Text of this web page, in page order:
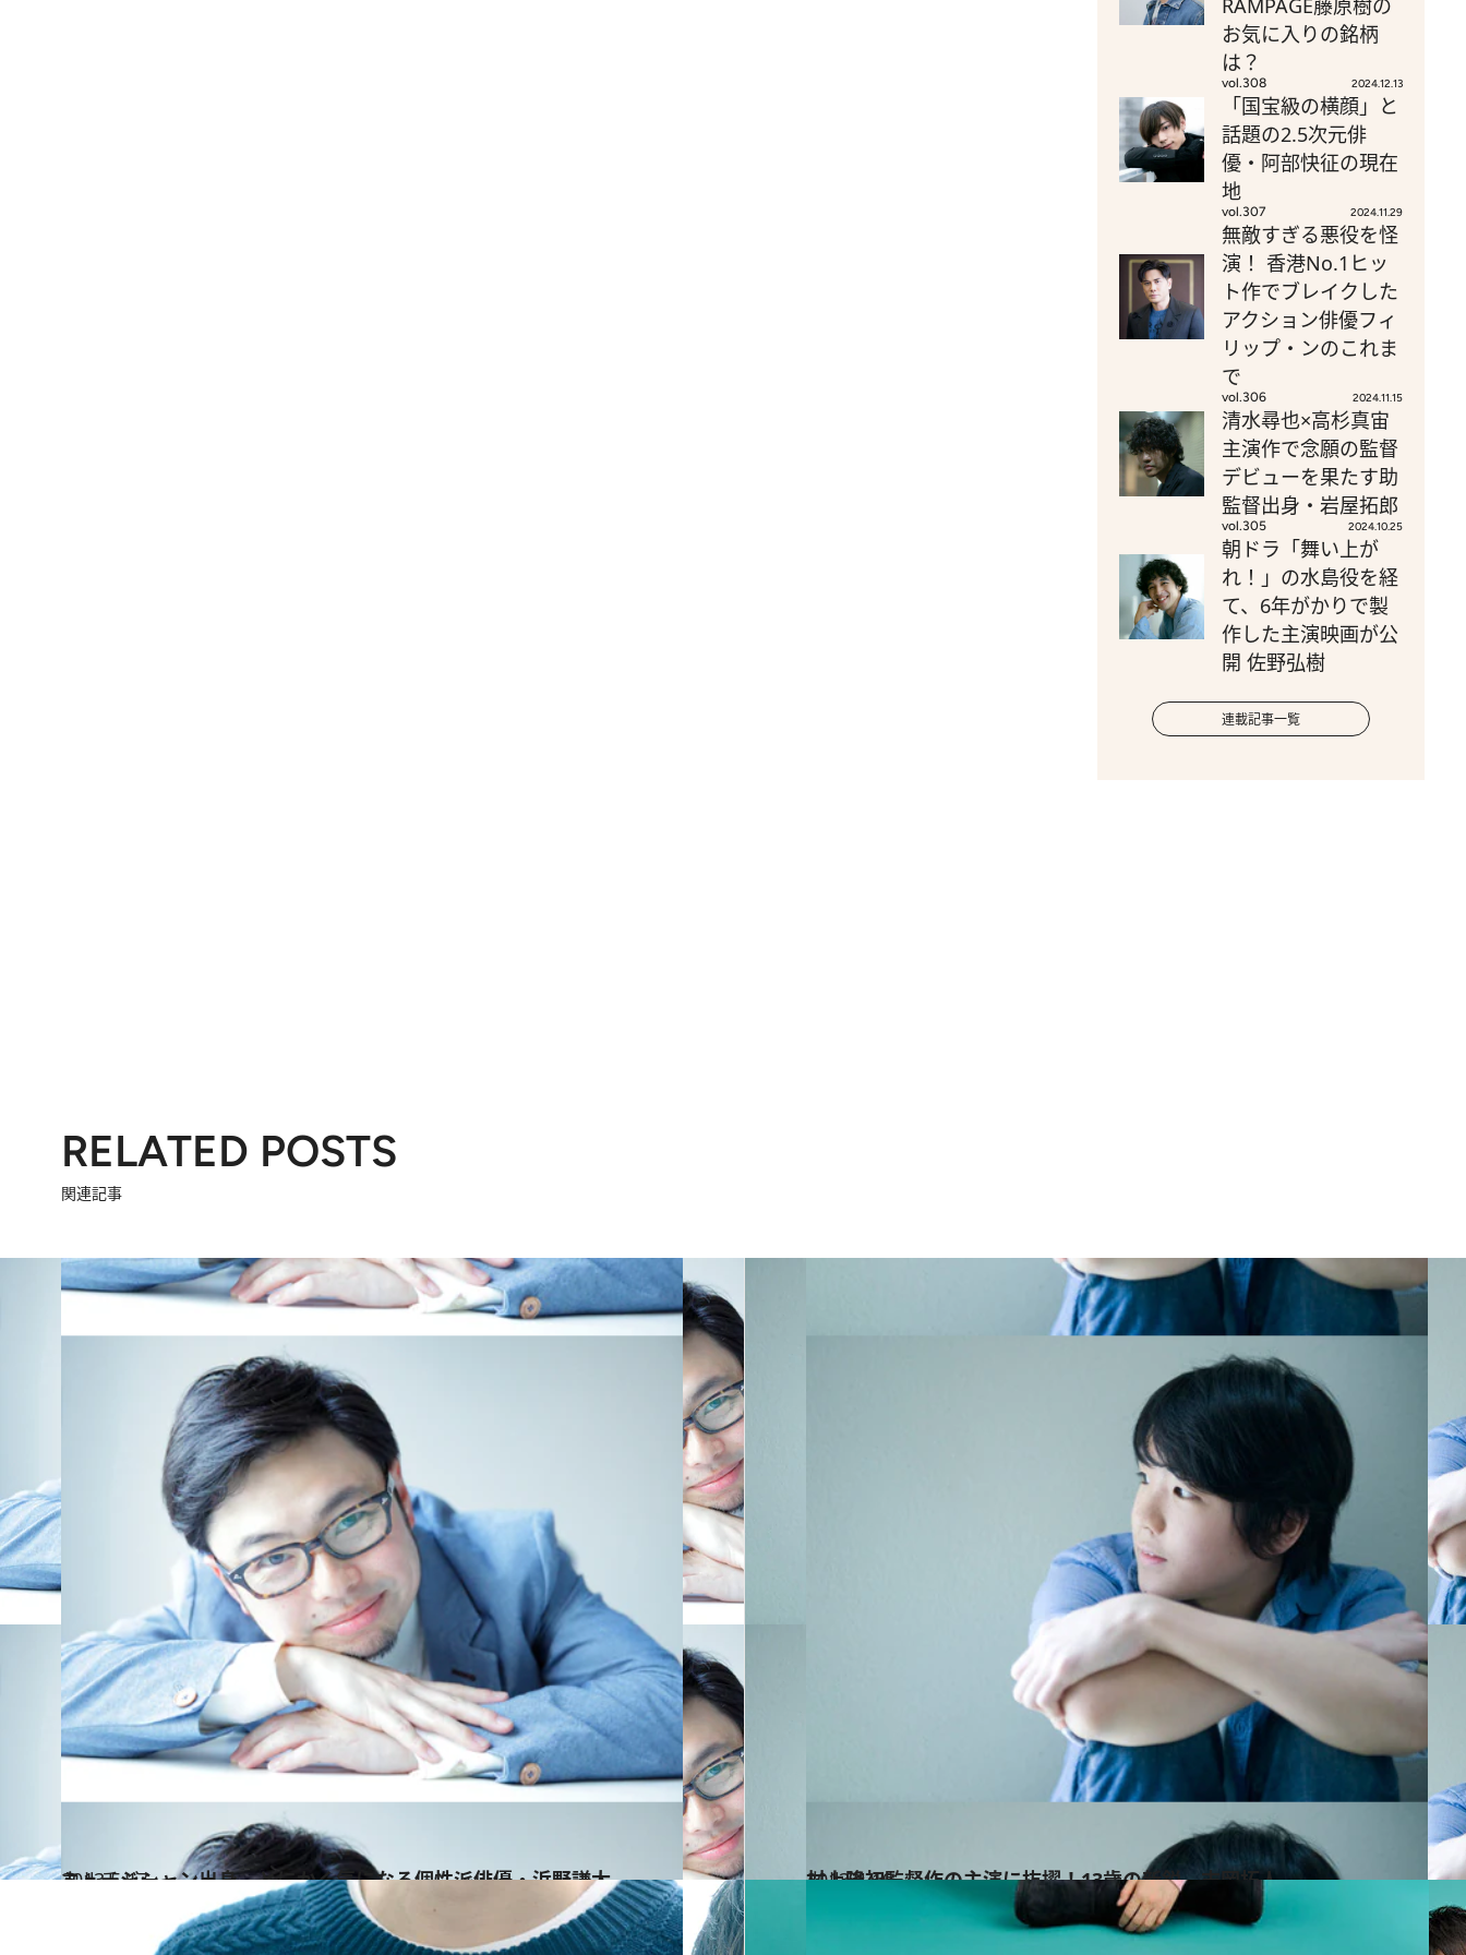
RAMPAGE藤原樹の
お気に入りの銘柄
は？
vol.308 2024.12.13
「国宝級の横顔」と
話題の2.5次元俳
優・阿部快征の現在
地
vol.307 2024.11.29
無敵すぎる悪役を怪
演！ 香港No.1ヒッ
ト作でブレイクした
アクション俳優フィ
リップ・ンのこれま
で
vol.306 2024.11.15
清水尋也×高杉真宙
主演作で念願の監督
デビューを果たす助
監督出身・岩屋拓郎
vol.305 2024.10.25
朝ドラ「舞い上が
れ！」の水島役を経
て、6年がかりで製
作した主演映画が公
開 佐野弘樹
連載記事一覧
RELATED POSTS
関連記事
2013.5.17
ミュージシャン出身、とにかく気になる個性派俳優・浜野謙太
カルチャー 2013.4.19
村上隆初監督作の主演に抜擢！13歳の新鋭、末岡拓人
カルチャー